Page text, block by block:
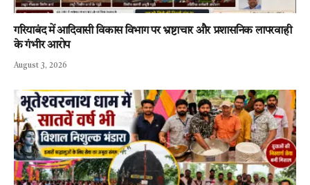
गरियाबंद में आदिवासी विकास विभाग पर भ्रष्टाचार और प्रशासनिक लापरवाही
के गंभीर आरोप
August 3, 2026